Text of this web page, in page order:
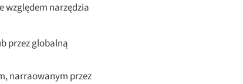
względem narzędzia
przez globalną
narraowanym przez